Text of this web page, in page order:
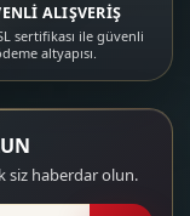
ALIŞVERİŞ
sertifikası ile güvenli
altyapısı.
siz haberdar olun.